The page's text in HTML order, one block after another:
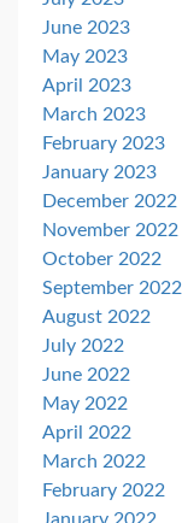
June 2023
May 2023
April 2023
March 2023
February 2023
January 2023
December 2022
November 2022
October 2022
September 2022
August 2022
July 2022
June 2022
May 2022
April 2022
March 2022
February 2022
January 2022